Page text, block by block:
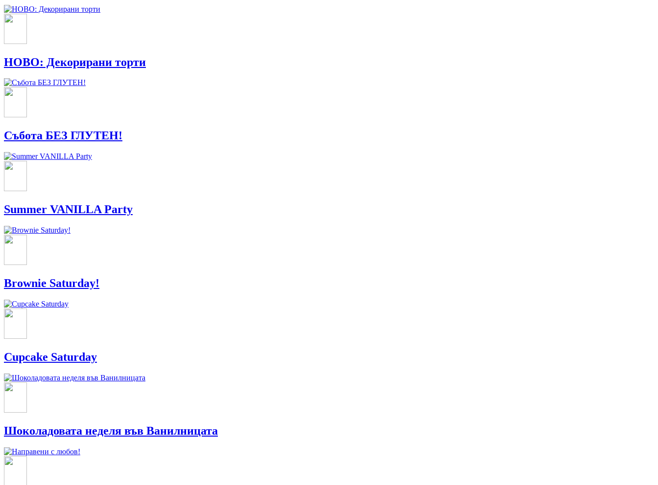
НОВО: Декорирани торти
Събота БЕЗ ГЛУТЕН!
Summer VANILLA Party
Brownie Saturday!
Cupcake Saturday
Шоколадовата неделя във Ванилницата